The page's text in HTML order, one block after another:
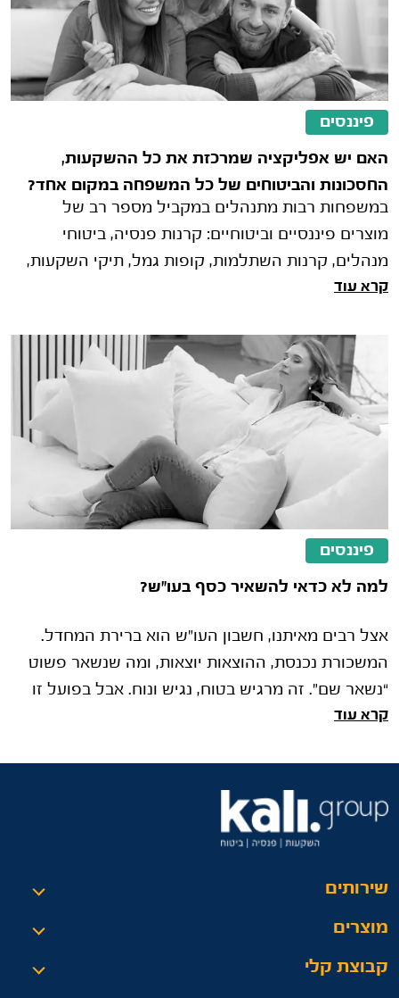
פיננסים
האם יש אפליקציה שמרכזת את כל ההשקעות,
החסכונות והביטוחים של כל המשפחה במקום אחד?
במשפחות רבות מתנהלים במקביל מספר רב של
מוצרים פיננסיים וביטוחיים: קרנות פנסיה, ביטוחי
מנהלים, קרנות השתלמות, קופות גמל, תיקי השקעות,
פוליסות חיסכון, ביטוחי חיים וביט�
קרא עוד
פיננסים
למה לא כדאי להשאיר כסף בעו"ש?
אצל רבים מאיתנו, חשבון העו"ש הוא ברירת המחדל.
המשכורת נכנסת, ההוצאות יוצאות, ומה שנשאר פשוט
“נשאר שם”. זה מרגיש בטוח, נגיש ונוח. אבל בפועל זו
אחת ההתנהגויות הפיננסיות
קרא עוד
שירותים
מוצרים
קבוצת קלי